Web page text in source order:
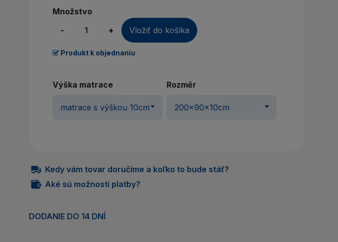
Prihlásiť sa
Množstvo
-
+ Vložiť do košíka
Produkt k objednaniu
Výška matrace Rozměr
Kedy vám tovar doručíme a koľko to bude stáť?
Aké sú možnosti platby?
DODANIE DO 14 DNÍ